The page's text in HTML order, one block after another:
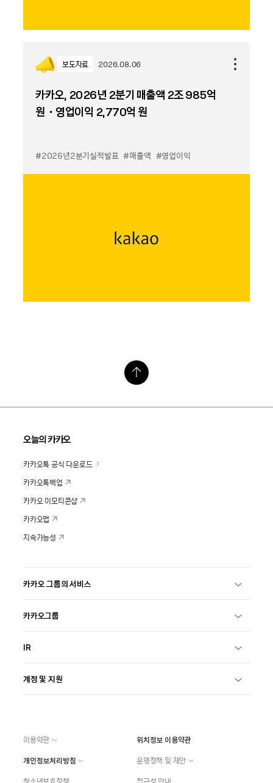
보도자료 2026.08.06
카카오, 2026년 2분기 매출액 2조 985억
원・영업이익 2,770억 원
#2026년2분기실적발표 #매출액 #영업이익
오늘의 카카오
카카오톡 공식 다운로드
카카오톡백업
카카오 이모티콘샵
카카오맵
지속가능성
카카오 그룹의 서비스
카카오그룹
IR
계정 및 지원
이용약관
위치정보 이용약관
개인정보처리방침
운영정책 및 제안